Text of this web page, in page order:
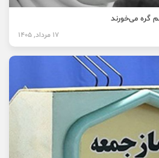
گره می‌خورند
17 مرداد, 1405